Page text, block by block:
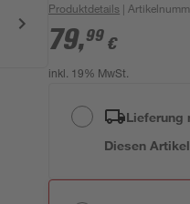
Produktdetails |
79,99 €
inkl. 19% MwSt.
Lieferung
Diesen